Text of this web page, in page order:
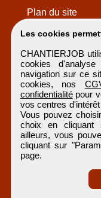
Les cookies
CHANTIERJOB
cookies
navigation sur ce
cookies, nos
confidentialitépour
vos centres
Vous pouvez
choix en cliquant
ailleurs, vous
cliquant sur
page.
Plan du site